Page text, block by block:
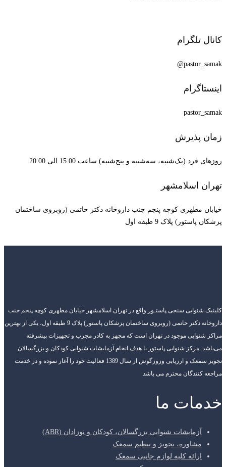
کانال تلگرام
pastor_samak@
اینستاگرام
pastor_samak
زمان پذیرش
روزهای فرد (یک‌شنبه، سه‌شنبه و پنج‌شنبه) ساعت 15:00 الی 20:00
تهران اسلامشهر
خیابان مطهری کوچه پنجم جنب داروخانه دکتر حاتمی (روبروی ساختمان
پزشکان پاستور) پلاک 9 طبقه اول
کلینیک شنوایی سنجی پاستـور واقع در تهران اسلامشهر خیابان مطهری کوچه پنجم جنب
داروخانه دکتر حاتمی (روبروی ساختمان پزشکان پاستور) پلاک 9 طبقه اول، یکی از بهترین
مراکز شنوایی موجود در تهران است که مجهز به کادر مجرب و تجهیزات پیشرفته
می‌باشد. مرکز شنوایی پاستور با هدف انجام آزمایشات شنوایی کودکان و بزرگسالان
تجویز سمعک و ارزیابی وزوزگوش از سال 1389 فعالیت خود را آغاز نموده و در خدمت
مراجعه کنندگان محترم می باشد.
خدمات ما
آزمایشات شنوایی بزرگسالان، کودکان و نوزادان (ABR)
مشاوره، تجویز و تنظیم سمعک
ارائه کلیه لوازم جانبی سمعک